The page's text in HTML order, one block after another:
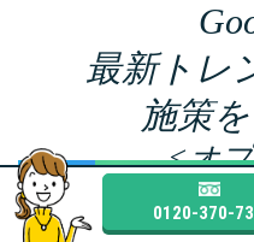
簡単60秒
料金シミュレ
最新トレ
施策
<オ
オーガニック
0120-370-